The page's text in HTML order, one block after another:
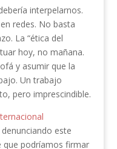
interpelarnos.
redes. No basta
La “ética del
hoy, no mañana.
y asumir que la
Un trabajo
pero imprescindible.
este
que podríamos firmar